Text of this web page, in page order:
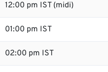
12:00 pm IST (midi)
01:00 pm IST
02:00 pm IST